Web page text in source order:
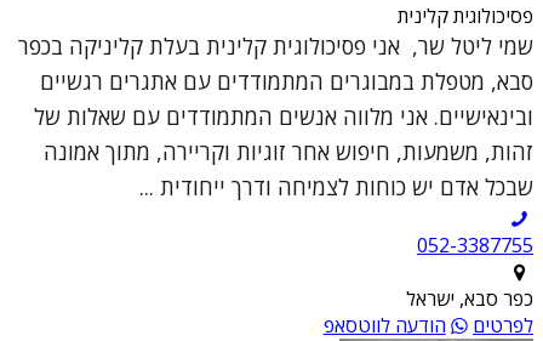
פסיכולוגית קלינית
שמי ליטל שר, אני פסיכולוגית קלינית בעלת קליניקה בכפר
סבא, מטפלת במבוגרים המתמודדים עם אתגרים רגשיים
ובינאישיים. אני מלווה אנשים המתמודדים עם שאלות של
זהות, משמעות, חיפוש אחר זוגיות וקריירה, מתוך אמונה
שבכל אדם יש כוחות לצמיחה ודרך ייחודית ...
052-3387755
כפר סבא, ישראל
לפרטים
הודעה לווטסאפ